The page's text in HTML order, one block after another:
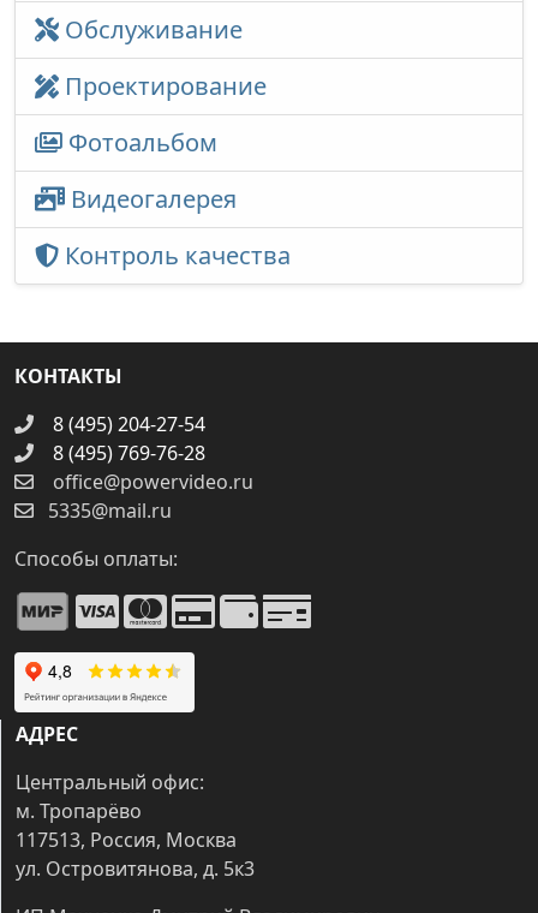
Обслуживание
Проектирование
Фотоальбом
Видеогалерея
Контроль качества
КОНТАКТЫ
8 (495) 204-27-54
8 (495) 769-76-28
office@powervideo.ru
5335@mail.ru
Способы оплаты:
АДРЕС
Центральный офис:
м. Тропарёво
117513, Россия, Москва
ул. Островитянова, д. 5к3